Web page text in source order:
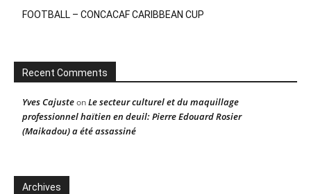
FOOTBALL – CONCACAF CARIBBEAN CUP
Recent Comments
Yves CajusteonLe secteur culturel et du maquillage
professionnel haïtien en deuil: Pierre Edouard Rosier
(Maikadou) a été assassiné
Archives